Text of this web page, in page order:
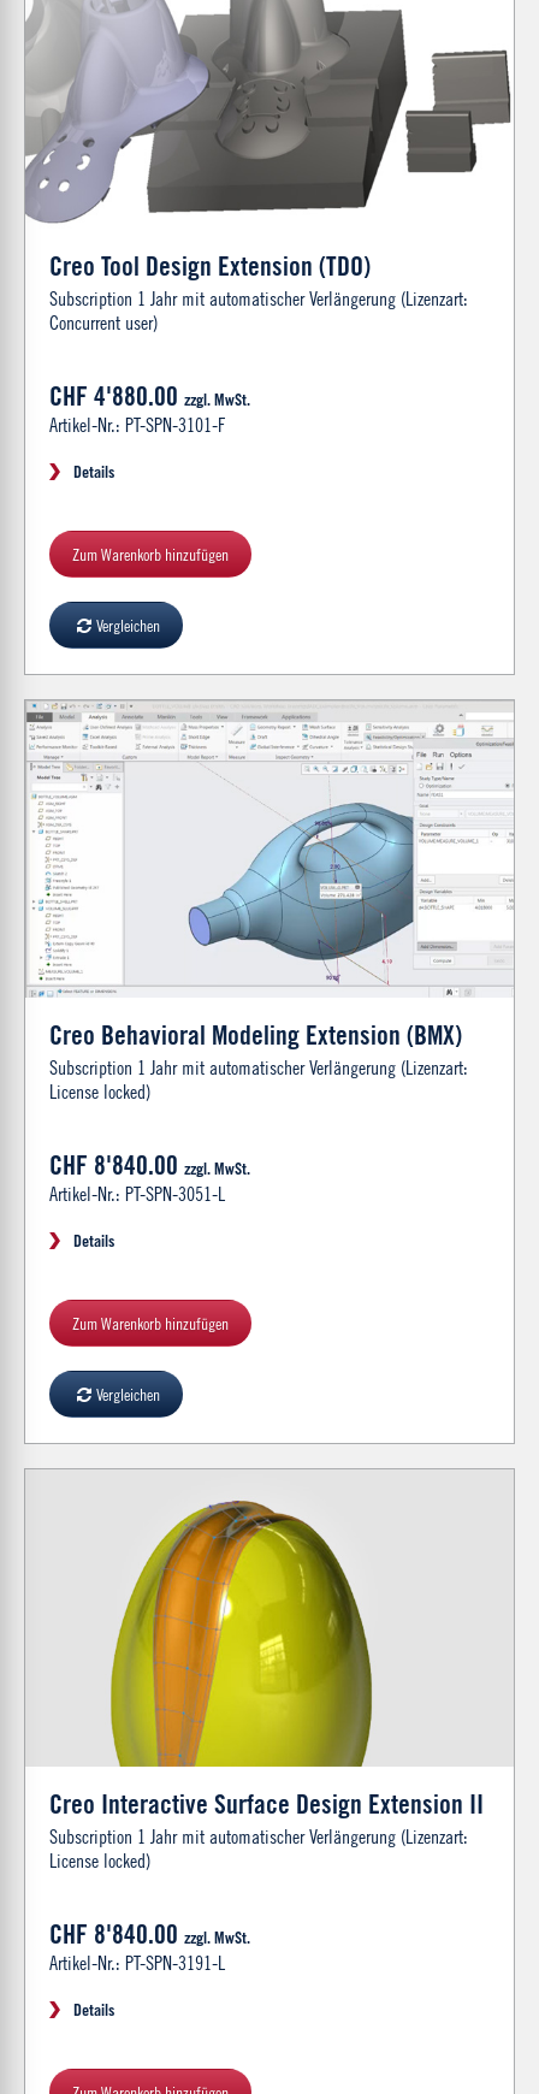
Creo Tool Design Extension (TDO)
Subscription 1 Jahr mit automatischer Verlängerung (Lizenzart:
Concurrent user)
CHF 4'880.00 zzgl. MwSt.
Artikel-Nr.: PT-SPN-3101-F
Details
Zum Warenkorb hinzufügen
Vergleichen
Creo Behavioral Modeling Extension (BMX)
Subscription 1 Jahr mit automatischer Verlängerung (Lizenzart:
License locked)
CHF 8'840.00 zzgl. MwSt.
Artikel-Nr.: PT-SPN-3051-L
Details
Zum Warenkorb hinzufügen
Vergleichen
Creo Interactive Surface Design Extension II
Subscription 1 Jahr mit automatischer Verlängerung (Lizenzart:
License locked)
CHF 8'840.00 zzgl. MwSt.
Artikel-Nr.: PT-SPN-3191-L
Details